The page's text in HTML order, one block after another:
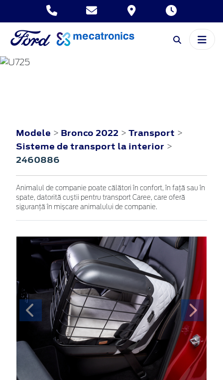
Modele > Bronco 2022 > Transport >
Sisteme de transport la interior >
2460886
Animalul de companie poate călători în confort, în față sau în
spate, datorită cuștii pentru transport Caree, care oferă
siguranță în mișcare animalului de companie.